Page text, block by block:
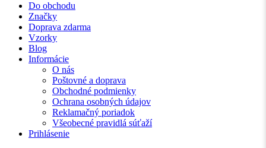
Do obchodu
Značky
Doprava zdarma
Vzorky
Blog
Informácie
O nás
Poštovné a doprava
Obchodné podmienky
Ochrana osobných údajov
Reklamačný poriadok
Všeobecné pravidlá súťaží
Prihlásenie